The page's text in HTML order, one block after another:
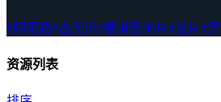
#阴阳路#古天乐#香港恐怖片#鬼片#
资源列表